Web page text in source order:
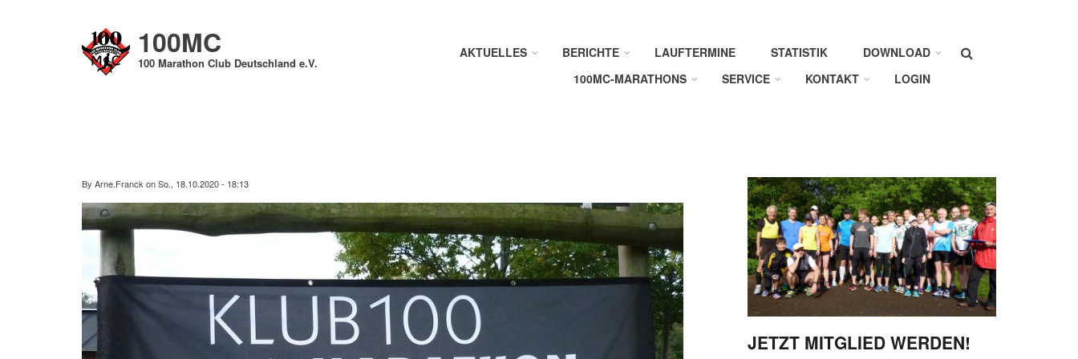
100MC
100 Marathon Club Deutschland e.V.
Suche
AKTUELLES BERICHTE LAUFTERMINE STATISTIK
DOWNLOAD
100MC-MARATHONS
SERVICE KONTAKT LOGIN
By Arne.Franck onSo., 18.10.2020 - 18:13
JETZT MITGLIED WERDEN!